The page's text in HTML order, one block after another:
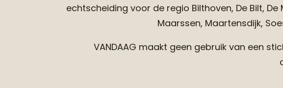
echtscheiding voor de regio Bilthoven, De Bilt, De
Maarssen, Maartensdijk,
VANDAAG maakt geen gebruik van een